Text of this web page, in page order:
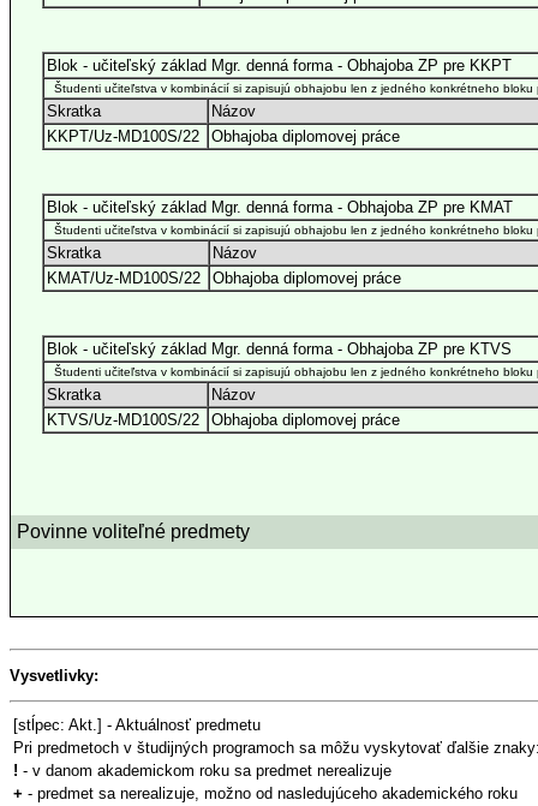
Blok - učiteľský základ Mgr. denná forma - Obhajoba ZP pre KKPT
Študenti učiteľstva v kombinácií si zapisujú obhajobu len z jedného konkrétneho
Skratka
Názov
KKPT/Uz-MD100S/22
Obhajoba diplomovej práce
Blok - učiteľský základ Mgr. denná forma - Obhajoba ZP pre KMAT
Študenti učiteľstva v kombinácií si zapisujú obhajobu len z jedného konkrétneho
Skratka
Názov
KMAT/Uz-MD100S/22
Obhajoba diplomovej práce
Blok - učiteľský základ Mgr. denná forma - Obhajoba ZP pre KTVS
Študenti učiteľstva v kombinácií si zapisujú obhajobu len z jedného konkrétneho
Skratka
Názov
KTVS/Uz-MD100S/22
Obhajoba diplomovej práce
Povinne voliteľné predmety
Vysvetlivky:
[stĺpec: Akt.] - Aktuálnosť predmetu
Pri predmetoch v študijných programoch sa môžu vyskytovať ďalšie
! - v danom akademickom roku sa predmet nerealizuje
+ - predmet sa nerealizuje, možno od nasledujúceho akademického roku